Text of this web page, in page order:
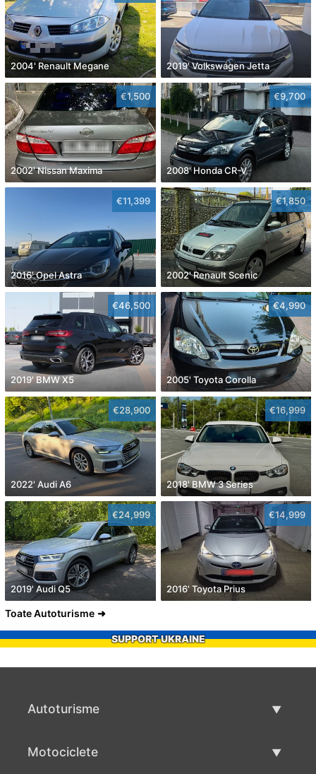
2004' Renault Megane 2019' Volkswagen Jetta
€1,500
2002' Nissan Maxima
€9,700
2008' Honda CR-V
€11,399
2016' Opel Astra
€1,850
2002' Renault Scenic
€46,500
2019' BMW X5
€4,990
2005' Toyota Corolla
€28,900
2022' Audi A6
€16,999
2018' BMW 3 Series
€24,999
2019' Audi Q5
€14,999
2016' Toyota Prius
Toate Autoturisme
SUPPORT UKRAINE
Autoturisme
Motociclete